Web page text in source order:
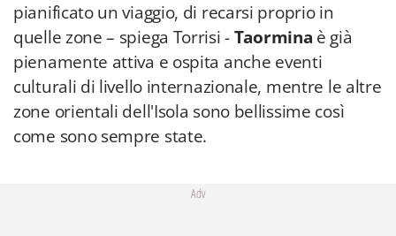
pianificato un viaggio, di recarsi proprio in
quelle zone – spiega Torrisi -Taormina è già
pienamente attiva e ospita anche eventi
culturali di livello internazionale, mentre le altre
zone orientali dell'Isola sono bellissime così
come sono sempre state.
Adv